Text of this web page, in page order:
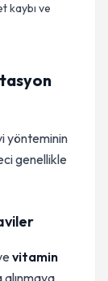
kaybı ve
yönteminin
genellikle
vitamin